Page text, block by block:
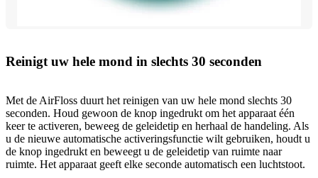
Reinigt uw hele mond in slechts 30 seconden
Met de AirFloss duurt het reinigen van uw hele mond slechts 30
seconden. Houd gewoon de knop ingedrukt om het apparaat één
keer te activeren, beweeg de geleidetip en herhaal de handeling. Als
u de nieuwe automatische activeringsfunctie wilt gebruiken, houdt u
de knop ingedrukt en beweegt u de geleidetip van ruimte naar
ruimte. Het apparaat geeft elke seconde automatisch een luchtstoot.